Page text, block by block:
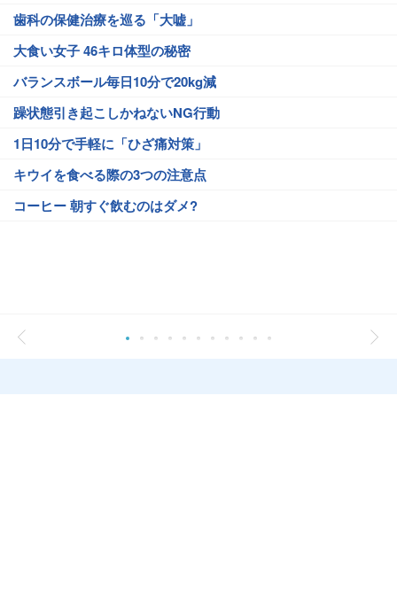
歯科の保健治療を巡る「大嘘」
大食い女子 46キロ体型の秘密
バランスボール毎日10分で20kg減
躁状態引き起こしかねないNG行動
1日10分で手軽に「ひざ痛対策」
キウイを食べる際の3つの注意点
コーヒー 朝すぐ飲むのはダメ?